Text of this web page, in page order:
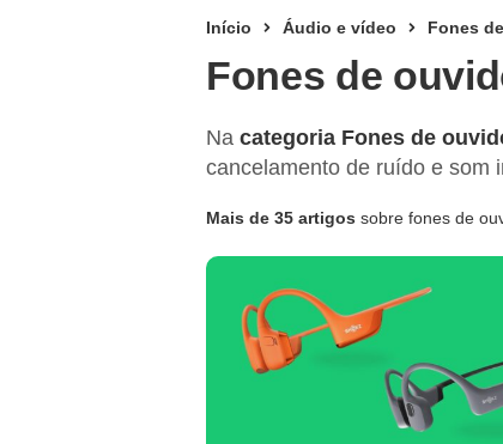
Início Áudio e vídeo Fones
Fones de
Na categoria Fones de
cancelamento de ruído e som
Mais de 35 artigos sobre fones de